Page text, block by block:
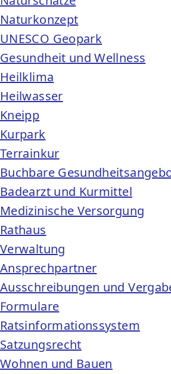
Naturkonzept
UNESCO Geopark
Gesundheit und Wellness
Heilklima
Heilwasser
Kneipp
Kurpark
Terrainkur
Buchbare
Badearzt und Kurmittel
Medizinische Versorgung
Rathaus
Verwaltung
Ansprechpartner
Ausschreibungen und
Formulare
Ratsinformationssystem
Satzungsrecht
Wohnen und Bauen